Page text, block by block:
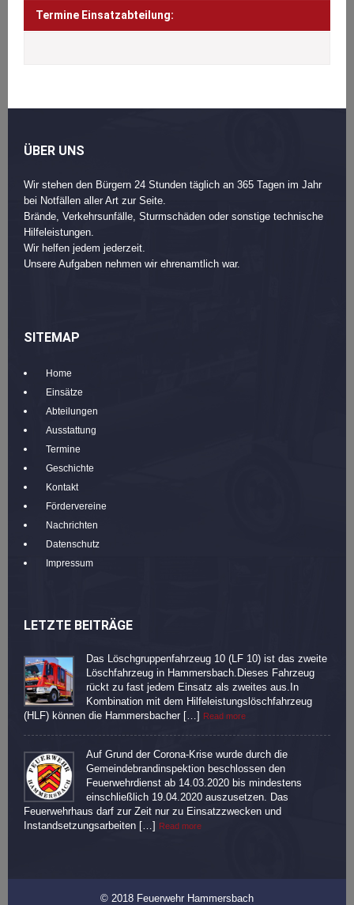
Termine Einsatzabteilung:
ÜBER UNS
Wir stehen den Bürgern 24 Stunden täglich an 365 Tagen im Jahr
bei Notfällen aller Art zur Seite.
Brände, Verkehrsunfälle, Sturmschäden oder sonstige technische
Hilfeleistungen.
Wir helfen jedem jederzeit.
Unsere Aufgaben nehmen wir ehrenamtlich war.
SITEMAP
Home
Einsätze
Abteilungen
Ausstattung
Termine
Geschichte
Kontakt
Fördervereine
Nachrichten
Datenschutz
Impressum
LETZTE BEITRÄGE
Das Löschgruppenfahrzeug 10 (LF 10) ist das zweite
Löschfahrzeug in Hammersbach.Dieses Fahrzeug
rückt zu fast jedem Einsatz als zweites aus.In
Kombination mit dem Hilfeleistungslöschfahrzeug
(HLF) können die Hammersbacher […] Read more
Auf Grund der Corona-Krise wurde durch die
Gemeindebrandinspektion beschlossen den
Feuerwehrdienst ab 14.03.2020 bis mindestens
einschließlich 19.04.2020 auszusetzen. Das
Feuerwehrhaus darf zur Zeit nur zu Einsatzzwecken und
Instandsetzungsarbeiten […] Read more
© 2018 Feuerwehr Hammersbach